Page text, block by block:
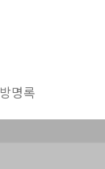
방명록